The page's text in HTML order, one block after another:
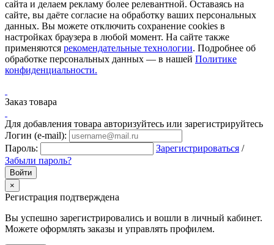
сайта и делаем рекламу более релевантной. Оставаясь на
сайте, вы даёте согласие на обработку ваших персональных
данных. Вы можете отключить сохранение cookies в
настройках браузера в любой момент. На сайте также
применяются рекомендательные технологии. Подробнее об
обработке персональных данных — в нашей Политике
конфиденциальности.
Заказ товара
Для добавления товара авторизуйтесь или зарегистрируйтесь
Логин (e-mail):
Пароль:
Зарегистрироваться /
Забыли пароль?
×
Регистрация подтверждена
Вы успешно зарегистрировались и вошли в личный кабинет.
Можете оформлять заказы и управлять профилем.